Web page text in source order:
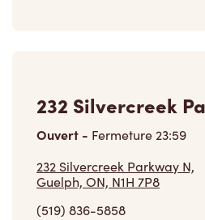
232 Silvercreek
Ouvert - Fermeture23:59
232 Silvercreek Parkway N,
Guelph, ON, N1H 7P8
(519) 836-5858